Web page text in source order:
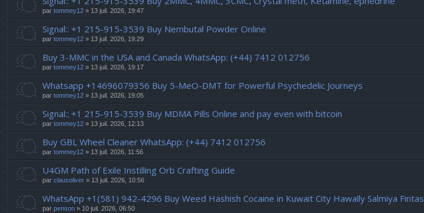
par tommey12 » 13 juil. 2026, 19:47
Signal:: +1 215-915-3539 Buy Nembutal Powder Online
par tommey12 » 13 juil. 2026, 19:29
Buy 3-MMC in the USA and Canada WhatsApp: (+44) 7412 012756
par tommey12 » 13 juil. 2026, 19:17
Whatsapp +14696079356 Buy 5-MeO-DMT for Powerful Psychedelic Journeys
par tommey12 » 13 juil. 2026, 19:05
Signal:: +1 215-915-3539 Buy MDMA Pills Online and pay even with bitcoin
par tommey12 » 13 juil. 2026, 12:13
Buy GBL Wheel Cleaner WhatsApp: (+44) 7412 012756
par tommey12 » 13 juil. 2026, 11:56
U4GM Path of Exile Instilling Orb Crafting Guide
par clausoliver » 13 juil. 2026, 10:56
WhatsApp +1(581) 942-4296 Buy Weed Hashish Cocaine in Kuwait City Hawally Salmiya Fintas
par penson » 10 juil. 2026, 06:50